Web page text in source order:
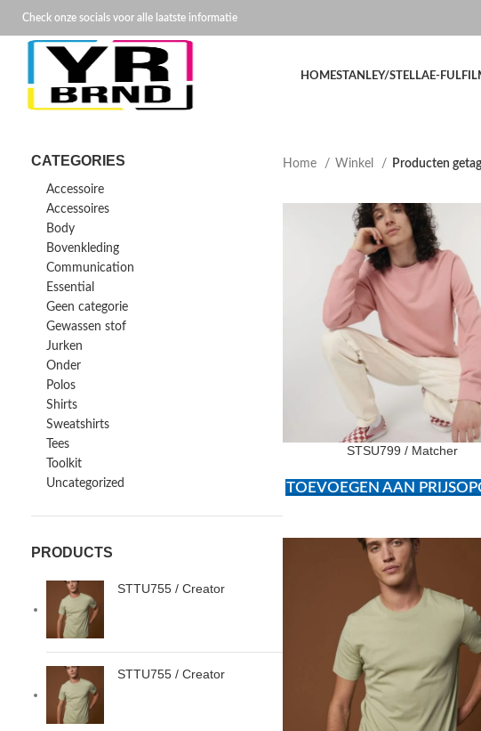
Check onze socials voor alle laatste informatie
HOMESTANLEY/STELLAE-
CATEGORIES
Accessoire
Accessoires
Body
Bovenkleding
Communication
Essential
Geen categorie
Gewassen stof
Jurken
Onder
Polos
Shirts
Sweatshirts
Tees
Toolkit
Uncategorized
PRODUCTS
STTU755 / Creator
STTU755 / Creator
Home Winkel Producten
STSU799 / Matcher
TOEVOEGEN AAN